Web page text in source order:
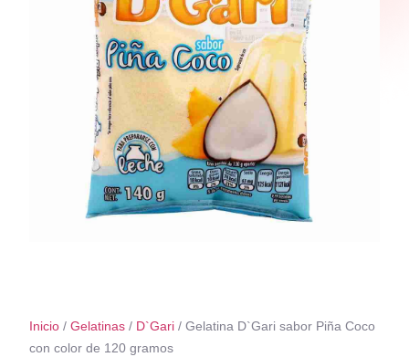
Inicio / Gelatinas / D`Gari / Gelatina D`Gari sabor Piña Coco
con color de 120 gramos